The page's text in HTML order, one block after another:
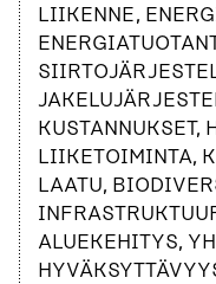
LIIKENNE,
KUSTANNUKSET,
LIIKETOIMINTA,
LAATU,
ALUEKEHITYS,